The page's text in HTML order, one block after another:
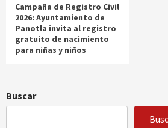
Campaña de Registro Civil
2026: Ayuntamiento de
Panotla invita al registro
gratuito de nacimiento
para niñas y niños
Buscar